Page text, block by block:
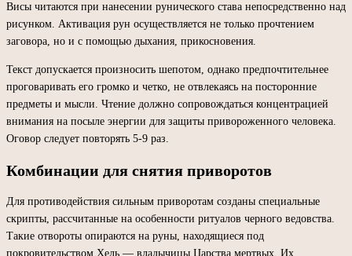
Висы читаются при нанесении рунического става непосредственно над
рисунком. Активация рун осуществляется не только прочтением
заговора, но и с помощью дыхания, прикосновения.
Текст допускается произносить шепотом, однако предпочтительнее
проговаривать его громко и четко, не отвлекаясь на посторонние
предметы и мысли. Чтение должно сопровождаться концентрацией
внимания на посыле энергии для защиты привороженного человека.
Оговор следует повторять 5-9 раз.
Комбинации для снятия приворотов
Для противодействия сильным приворотам созданы специальные
скрипты, рассчитанные на особенности ритуалов черного ведовства.
Такие отвороты опираются на руны, находящиеся под
покровительством Хель — владычицы Царства мертвых. Их